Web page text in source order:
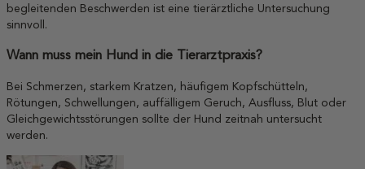
begleitenden Beschwerden ist eine tierärztliche Untersuchung
sinnvoll.
Wann muss mein Hund in die Tierarztpraxis?
Bei Schmerzen, starkem Kratzen, häufigem Kopfschütteln,
Rötungen, Schwellungen, auffälligem Geruch, Ausfluss, Blut oder
Gleichgewichtsstörungen sollte der Hund zeitnah untersucht
werden.